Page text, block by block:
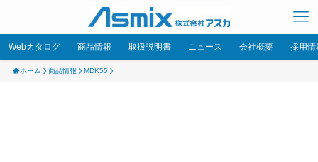
Webカタログ 商品情報 取扱説明書 ニュース 会社概要 採用情
ホーム 商品情報 MDK55